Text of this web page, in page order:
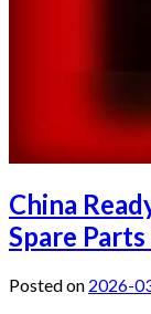
China
Spare
Posted on 2026-